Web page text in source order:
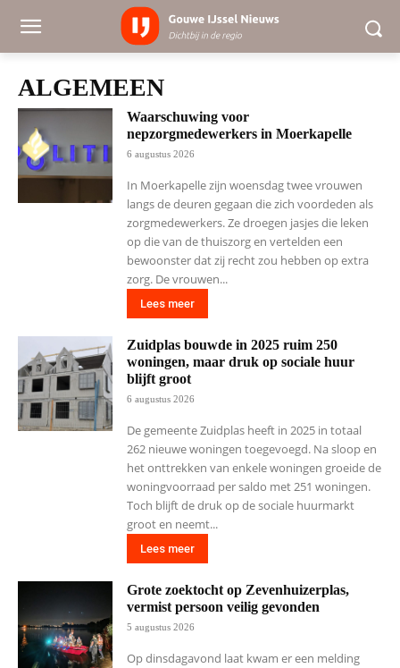
ALGEMEEN
Waarschuwing voor
nepzorgmedewerkers in Moerkapelle
6 augustus 2026
In Moerkapelle zijn woensdag twee vrouwen
langs de deuren gegaan die zich voordeden als
zorgmedewerkers. Ze droegen jasjes die leken
op die van de thuiszorg en vertelden een
bewoonster dat zij recht zou hebben op extra
zorg. De vrouwen...
Lees meer
Zuidplas bouwde in 2025 ruim 250
woningen, maar druk op sociale huur
blijft groot
6 augustus 2026
De gemeente Zuidplas heeft in 2025 in totaal
262 nieuwe woningen toegevoegd. Na sloop en
het onttrekken van enkele woningen groeide de
woningvoorraad per saldo met 251 woningen.
Toch blijft de druk op de sociale huurmarkt
groot en neemt...
Lees meer
Grote zoektocht op Zevenhuizerplas,
vermist persoon veilig gevonden
5 augustus 2026
Op dinsdagavond laat kwam er een melding